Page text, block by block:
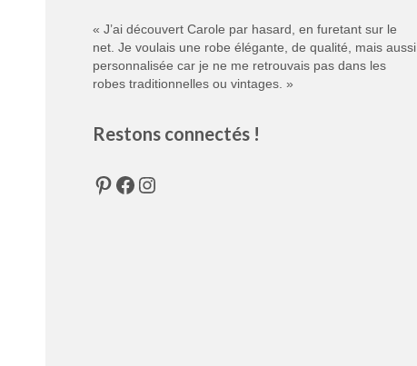
« J’ai découvert Carole par hasard, en furetant sur le
net. Je voulais une robe élégante, de qualité, mais aussi
personnalisée car je ne me retrouvais pas dans les
robes traditionnelles ou vintages. »
Restons connectés !
Pinterest
Facebook
Instagram